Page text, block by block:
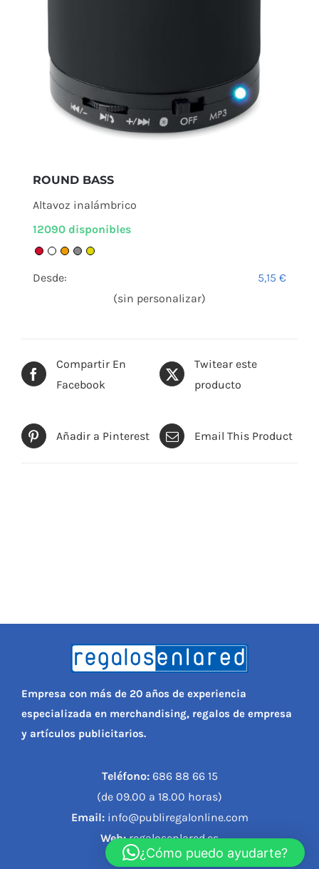
Compartir En
Facebook
Twitear este
producto
Añadir a Pinterest Email This Product
ROUND BASS
Altavoz inalámbrico
12090 disponibles
Desde: 5,15€
(sin personalizar)
Empresa con más de 20 años de experiencia
especializada en merchandising, regalos de empresa
y artículos publicitarios.
Teléfono:686 88 66 15
(de 09.00 a 18.00 horas)
Email:info@publiregalonline.com
Web:regalosenlared.es
¿Cómo puedo ayudarte?